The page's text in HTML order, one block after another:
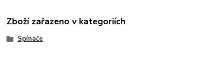
Zboží zařazeno v kategoriích
Spínače